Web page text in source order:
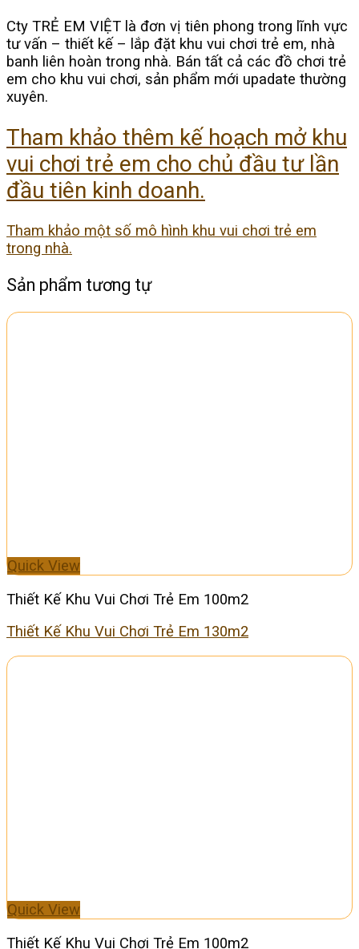
Cty TRẺ EM VIỆT là đơn vị tiên phong trong lĩnh vực
tư vấn – thiết kế – lắp đặt khu vui chơi trẻ em, nhà
banh liên hoàn trong nhà. Bán tất cả các đồ chơi trẻ
em cho khu vui chơi, sản phẩm mới upadate thường
xuyên.
Tham khảo thêm kế hoạch mở khu
vui chơi trẻ em cho chủ đầu tư lần
đầu tiên kinh doanh.
Tham khảo một số mô hình khu vui chơi trẻ em
trong nhà.
Sản phẩm tương tự
Quick View
Thiết Kế Khu Vui Chơi Trẻ Em 100m2
Thiết Kế Khu Vui Chơi Trẻ Em 130m2
Quick View
Thiết Kế Khu Vui Chơi Trẻ Em 100m2